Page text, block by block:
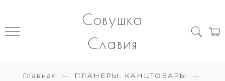
Совушка
Славия
Главная
ПЛАНЕРЫ. КАНЦТОВАРЫ